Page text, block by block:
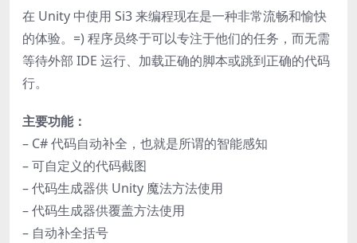
在 Unity 中使用 Si3 来编程现在是一种非常流畅和愉快
的体验。=) 程序员终于可以专注于他们的任务，而无需
等待外部 IDE 运行、加载正确的脚本或跳到正确的代码
行。
主要功能：
– C# 代码自动补全，也就是所谓的智能感知
– 可自定义的代码截图
– 代码生成器供 Unity 魔法方法使用
– 代码生成器供覆盖方法使用
– 自动补全括号